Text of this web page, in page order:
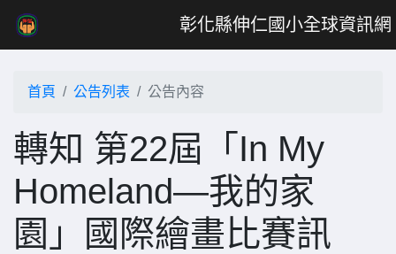
彰化縣伸仁國小全球資訊網
首頁 公告列表 公告內容
轉知 第22屆「In My
Homeland—我的家
園」國際繪畫比賽訊